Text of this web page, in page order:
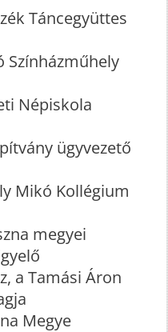
Táncegyüttes
Színházműhely
Népiskola
ügyvezető
Mikó Kollégium
megyei
a Tamási Áron
Megye